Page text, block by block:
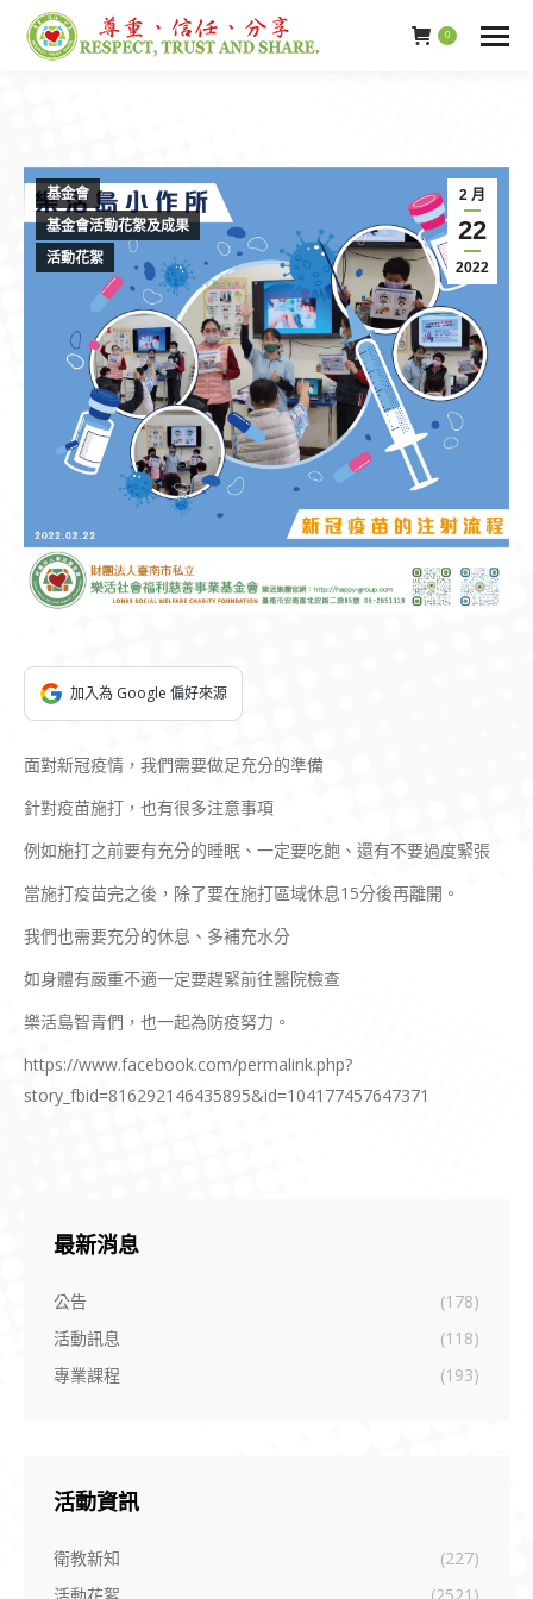
0
2 月
22
2022
基金會
基金會活動花絮及成果
活動花絮
加入為 Google 偏好來源
面對新冠疫情，我們需要做足充分的準備
針對疫苗施打，也有很多注意事項
例如施打之前要有充分的睡眠、一定要吃飽、還有不要過度緊張
當施打疫苗完之後，除了要在施打區域休息15分後再離開。
我們也需要充分的休息、多補充水分
如身體有嚴重不適一定要趕緊前往醫院檢查
樂活島智青們，也一起為防疫努力。
https://www.facebook.com/permalink.php?
story_fbid=816292146435895&id=104177457647371
最新消息
公告
(178)
活動訊息
(118)
專業課程
(193)
活動資訊
衛教新知
(227)